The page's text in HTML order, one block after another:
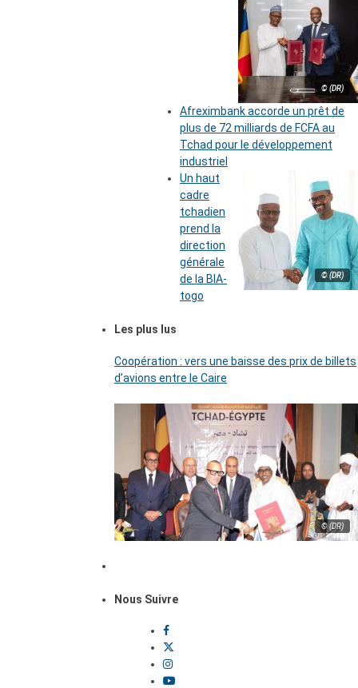
© (DR)
Afreximbank accorde un prêt de
plus de 72 milliards de FCFA au
Tchad pour le développement
industriel
© (DR)
Un haut
cadre
tchadien
prend la
direction
générale
de la BIA-
togo
Les plus lus
Coopération : vers une baisse des prix de billets
d’avions entre le Caire
© (DR)
Nous Suivre